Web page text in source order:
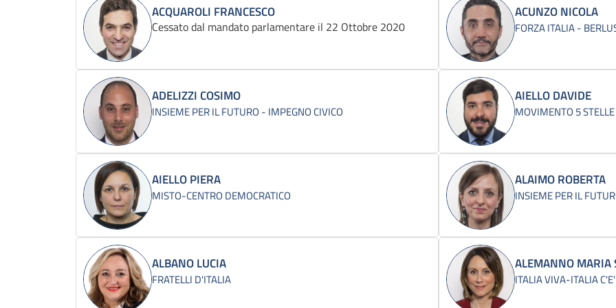
ACQUAROLI FRANCESCO
Cessato dal mandato parlamentare il 22 Ottobre 2020
ACUNZO NICOLA
FORZA ITALIA -
ADELIZZI COSIMO
INSIEME PER IL FUTURO - IMPEGNO CIVICO
AIELLO DAVIDE
MOVIMENTO 5 STELLE
AIELLO PIERA
MISTO-CENTRO DEMOCRATICO
ALAIMO ROBERTA
INSIEME PER IL
ALBANO LUCIA
FRATELLI D'ITALIA
ALEMANNO MARIA
ITALIA VIVA-ITALIA C'E'